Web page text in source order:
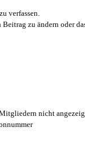
verfassen.
zu ändern oder
nicht